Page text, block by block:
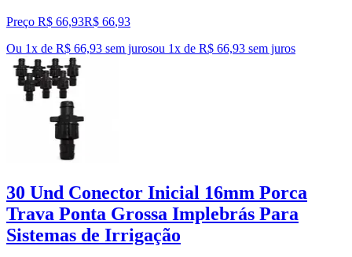
Preço R$ 66,93R$ 66,93
Ou 1x de R$ 66,93 sem jurosou 1x de R$ 66,93 sem juros
30 Und Conector Inicial 16mm Porca
Trava Ponta Grossa Implebrás Para
Sistemas de Irrigação